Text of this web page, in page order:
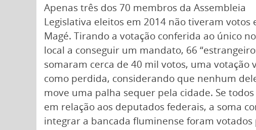
Apenas três dos 70 membros da Assembleia
Legislativa eleitos em 2014 não tiveram votos
Magé. Tirando a votação conferida ao único
local a conseguir um mandato, 66
somaram cerca de 40 mil votos, uma votação
como perdida, considerando que nenhum
move uma palha sequer pela cidade. Se
em relação aos deputados federais, a soma
integrar a bancada fluminense foram